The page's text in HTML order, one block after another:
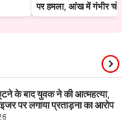
पर हमला, आंख में गंभीर चोट
के बाद युवक ने की आत्महत्या,
पर लगाया प्रताड़ना का आरोप